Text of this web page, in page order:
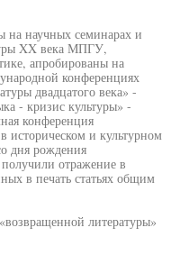
на научных семинарах и
XX века МПГУ,
апробированы на
конференциях
двадцатого века» -
- кризис культуры» -
конференция
историческом и культурном
дня рождения
отражение в
в печать статьях общим
литературы»